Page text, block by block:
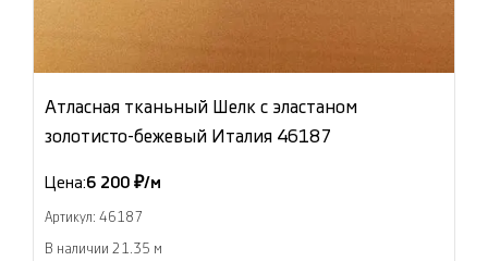
Атласная тканьный Шелк с эластаном
золотисто-бежевый Италия 46187
Цена:6 200 ₽/м
Артикул: 46187
В наличии 21.35 м